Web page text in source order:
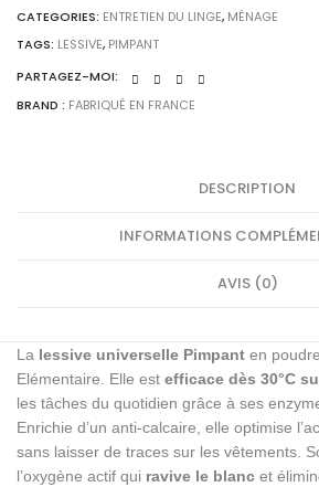
-
Pimpant
CATEGORIES: ENTRETIEN DU LINGE, MÉNAGE
TAGS: LESSIVE, PIMPANT
PARTAGEZ-MOI:
BRAND : FABRIQUÉ EN FRANCE
DESCRIPTION
INFORMATIONS
AVIS (0)
La lessive universelle Pimpant en
Elémentaire. Elle est efficace dès 30°C
les tâches du quotidien grâce à ses
Enrichie d’un anti-calcaire, elle optimise
sans laisser de traces sur les vêtements.
l’oxygène actif qui ravive le blanc et